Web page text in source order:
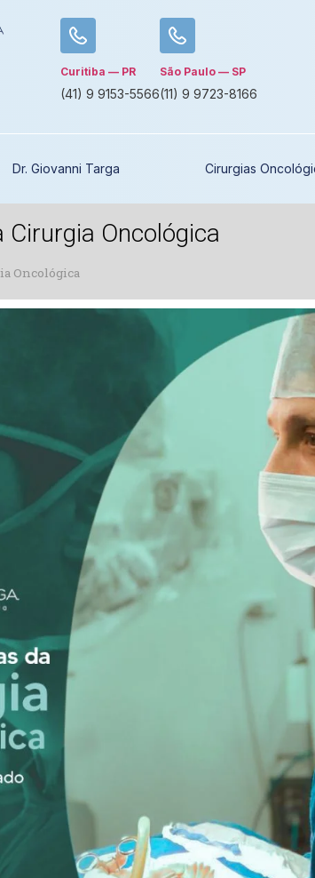
Curitiba — PR
(41) 9 9153-5566
São Paulo — SP
(11) 9 9723-8166
Dr. Giovanni Targa Cirurgias
Oncológica
Oncológica